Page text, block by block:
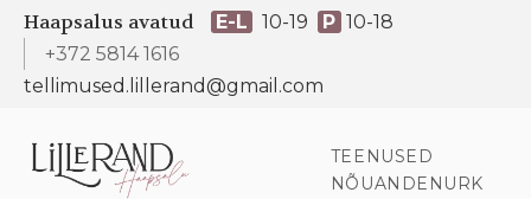
Haapsalus avatud E-L 10-19 P 10-18
+372 5814 1616
tellimused.lillerand@gmail.com
TEENUSED
NÕUANDENURK